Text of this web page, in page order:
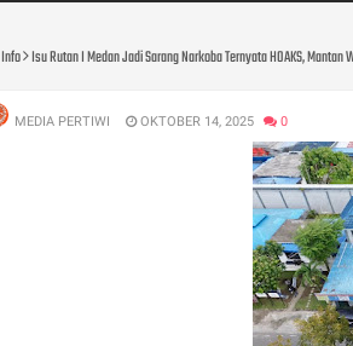
Info Isu Rutan I Medan Jadi Sarang Narkoba Ternyata HOAKS,
MEDIA PERTIWI OKTOBER 14, 2025 0